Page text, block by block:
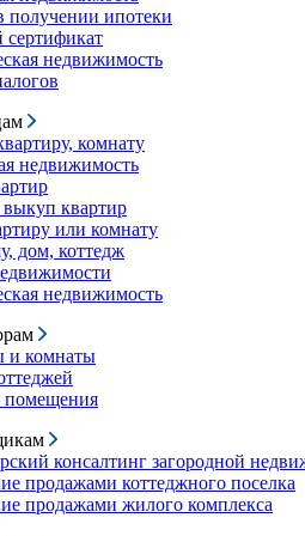
ипотеки
сертификат
недвижимость
комнату
недвижимость
квартир
или комнату
дом, коттедж
недвижимость
и комнаты
консалтинг загородной
продажами коттеджного поселка
продажами жилого комплекса